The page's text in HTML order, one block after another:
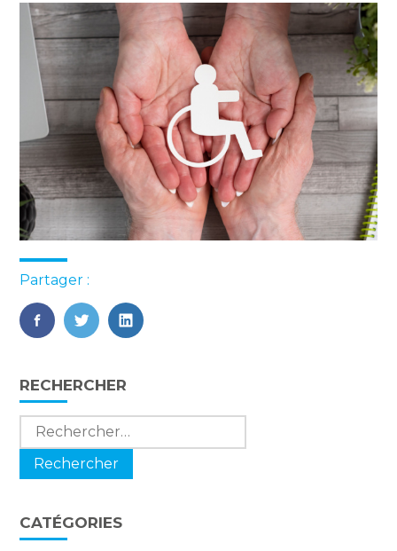
Partager :
FaceBook
TwitterLinkedIn
Blog
sidebar
RECHERCHER
Rechercher :
CATÉGORIES